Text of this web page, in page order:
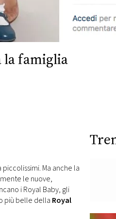
la famiglia
piccolissimi. Ma anche la
le nuove,
i Royal Baby, gli
più belle della Royal